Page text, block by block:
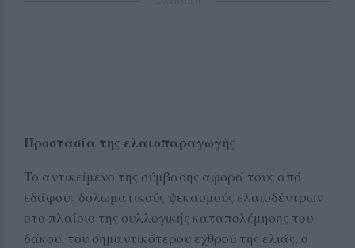
Προστασία της ελαιοπαραγωγής
Το αντικείμενο της σύμβασης αφορά τους από
εδάφους δολωματικούς ψεκασμούς ελαιοδέντρων
στο πλαίσιο της συλλογικής καταπολέμησης του
δάκου, του σημαντικότερου εχθρού της ελιάς, ο